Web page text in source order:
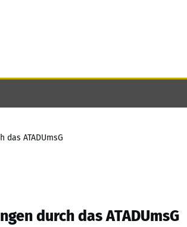
ATADUmsG
durch das ATADUmsG